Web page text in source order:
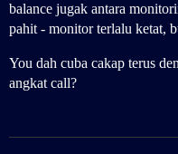
balance jugak antara
pahit - monitor terlalu ketat,
You dah cuba cakap terus
angkat call?